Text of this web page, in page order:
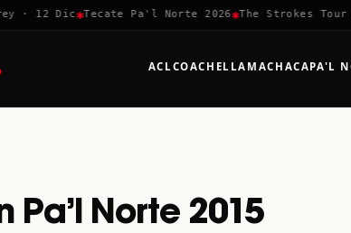
· 12 Dic✱Tecate Pa'l Norte 2026✱The Strokes Tour
ACLCOACHELLA MACHACAPA'L
Norte 2015